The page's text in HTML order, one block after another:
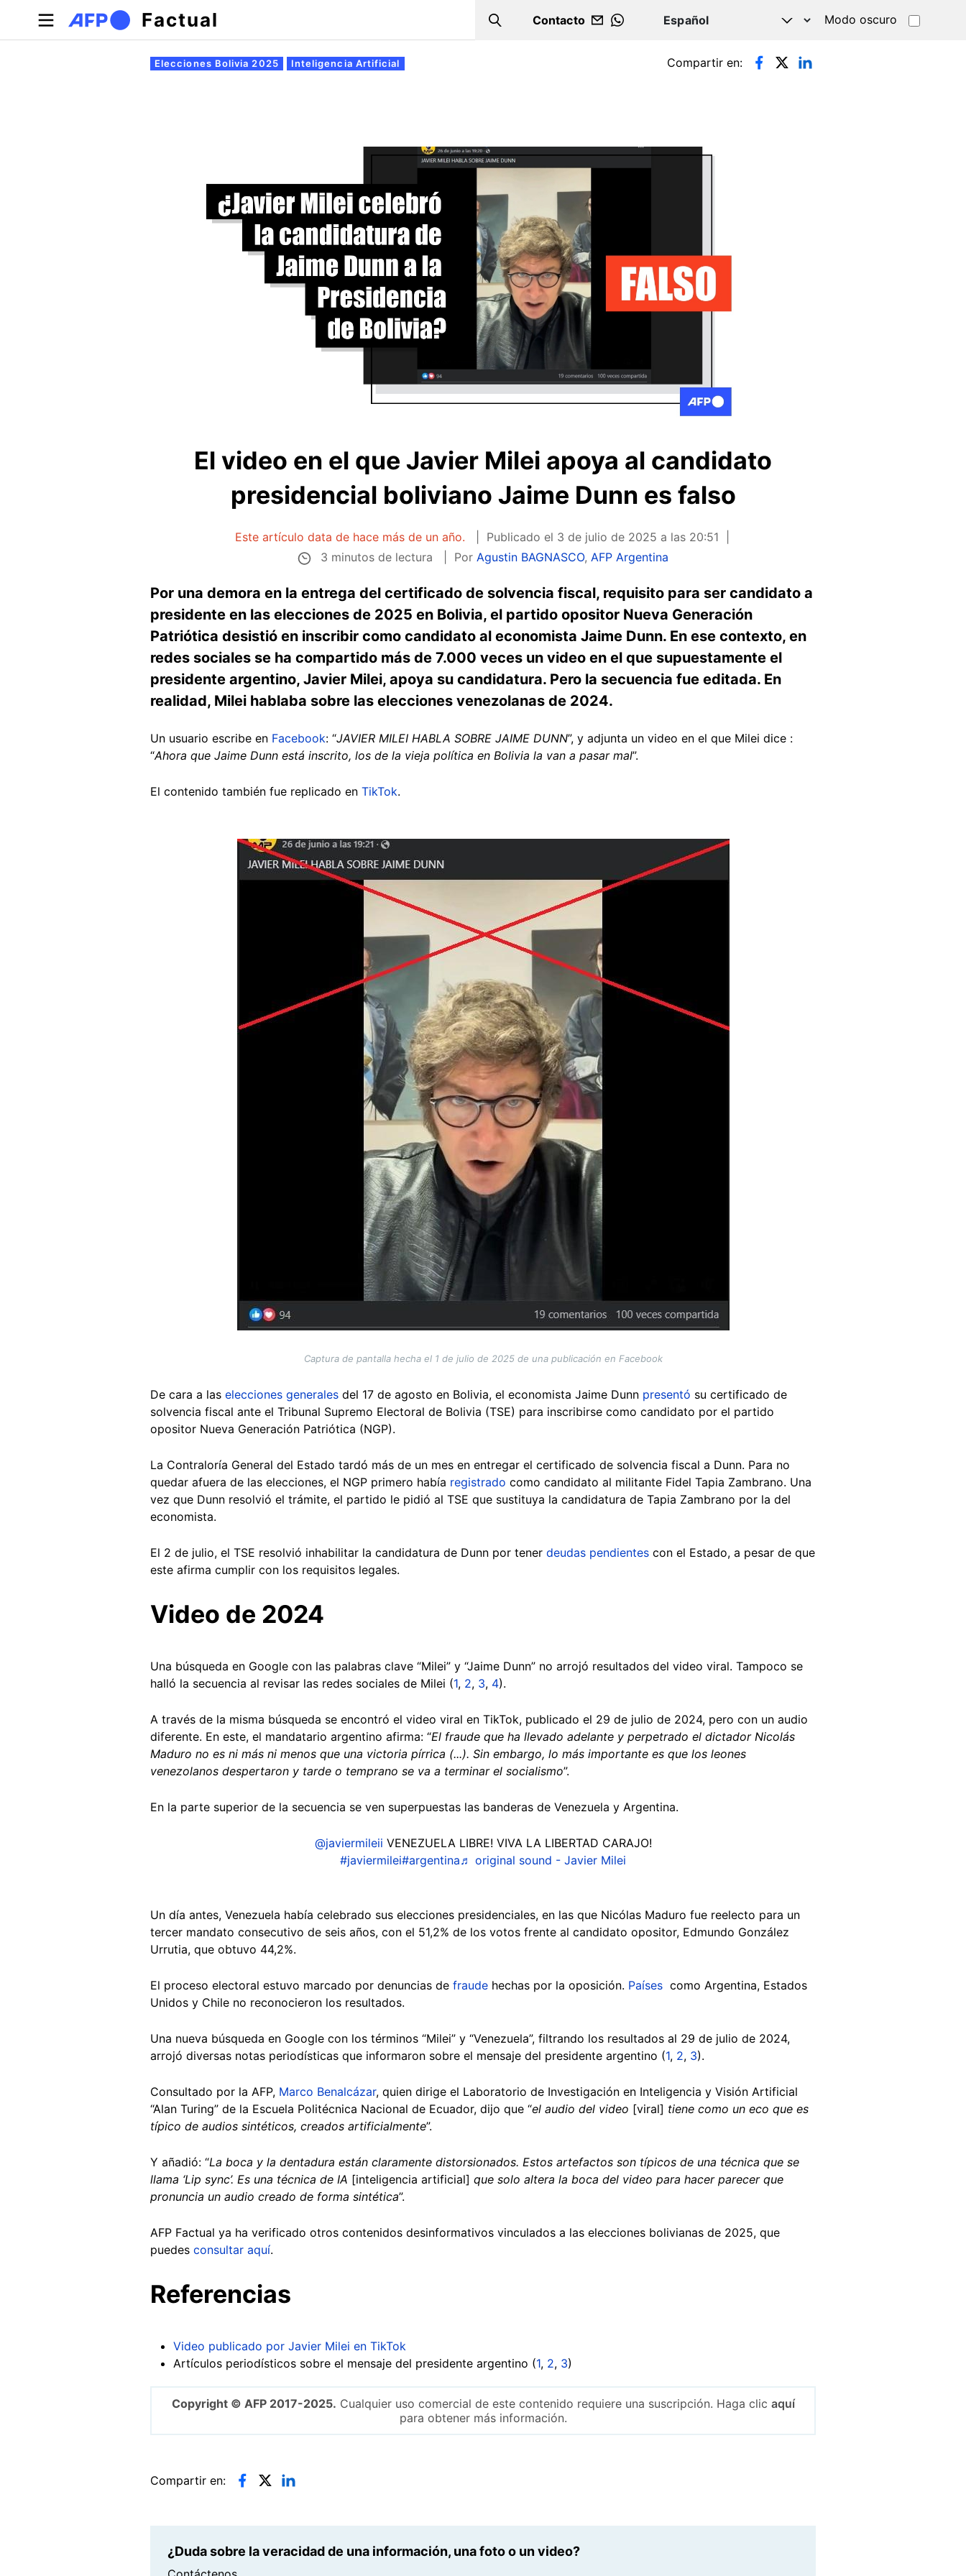
Pasar al contenido principal
Factual Search
Contacto
WHATSAPP
Modo oscuro
Solapas principales
Elecciones Bolivia 2025 Inteligencia Artificial Compartir en:
El video en el que Javier Milei apoya al candidato
presidencial boliviano Jaime Dunn es falso
Este artículo data de hace más de un año. Publicado el 3 de julio de 2025 a las 20:51
3 minutos de lectura
Por Agustin BAGNASCO, AFP Argentina
Por una demora en la entrega del certificado de solvencia fiscal, requisito para ser candidato a
presidente en las elecciones de 2025 en Bolivia, el partido opositor Nueva Generación
Patriótica desistió en inscribir como candidato al economista Jaime Dunn. En ese contexto, en
redes sociales se ha compartido más de 7.000 veces un video en el que supuestamente el
presidente argentino, Javier Milei, apoya su candidatura. Pero la secuencia fue editada. En
realidad, Milei hablaba sobre las elecciones venezolanas de 2024.
Un usuario escribe en Facebook: “JAVIER MILEI HABLA SOBRE JAIME DUNN”, y adjunta un video en el que Milei dice :
“Ahora que Jaime Dunn está inscrito, los de la vieja política en Bolivia la van a pasar mal”.
El contenido también fue replicado en TikTok.
Captura de pantalla hecha el 1 de julio de 2025 de una publicación en Facebook
De cara a las elecciones generales del 17 de agosto en Bolivia, el economista Jaime Dunn presentó su certificado de
solvencia fiscal ante el Tribunal Supremo Electoral de Bolivia (TSE) para inscribirse como candidato por el partido
opositor Nueva Generación Patriótica (NGP).
La Contraloría General del Estado tardó más de un mes en entregar el certificado de solvencia fiscal a Dunn. Para no
quedar afuera de las elecciones, el NGP primero había registrado como candidato al militante Fidel Tapia Zambrano. Una
vez que Dunn resolvió el trámite, el partido le pidió al TSE que sustituya la candidatura de Tapia Zambrano por la del
economista.
El 2 de julio, el TSE resolvió inhabilitar la candidatura de Dunn por tener deudas pendientes con el Estado, a pesar de que
este afirma cumplir con los requisitos legales.
Video de 2024
Una búsqueda en Google con las palabras clave “Milei” y “Jaime Dunn” no arrojó resultados del video viral. Tampoco se
halló la secuencia al revisar las redes sociales de Milei (1, 2, 3, 4).
A través de la misma búsqueda se encontró el video viral en TikTok, publicado el 29 de julio de 2024, pero con un audio
diferente. En este, el mandatario argentino afirma: “El fraude que ha llevado adelante y perpetrado el dictador Nicolás
Maduro no es ni más ni menos que una victoria pírrica (...). Sin embargo, lo más importante es que los leones
venezolanos despertaron y tarde o temprano se va a terminar el socialismo”.
En la parte superior de la secuencia se ven superpuestas las banderas de Venezuela y Argentina.
@javiermileii VENEZUELA LIBRE! VIVA LA LIBERTAD CARAJO!
#javiermilei#argentina♬ original sound - Javier Milei
Un día antes, Venezuela había celebrado sus elecciones presidenciales, en las que Nicólas Maduro fue reelecto para un
tercer mandato consecutivo de seis años, con el 51,2% de los votos frente al candidato opositor, Edmundo González
Urrutia, que obtuvo 44,2%.
El proceso electoral estuvo marcado por denuncias de fraude hechas por la oposición. Países como Argentina, Estados
Unidos y Chile no reconocieron los resultados.
Una nueva búsqueda en Google con los términos “Milei” y “Venezuela”, filtrando los resultados al 29 de julio de 2024,
arrojó diversas notas periodísticas que informaron sobre el mensaje del presidente argentino (1, 2, 3).
Consultado por la AFP, Marco Benalcázar, quien dirige el Laboratorio de Investigación en Inteligencia y Visión Artificial
“Alan Turing” de la Escuela Politécnica Nacional de Ecuador, dijo que “el audio del video [viral] tiene como un eco que es
típico de audios sintéticos, creados artificialmente”.
Y añadió: “La boca y la dentadura están claramente distorsionados. Estos artefactos son típicos de una técnica que se
llama ‘Lip sync’. Es una técnica de IA [inteligencia artificial] que solo altera la boca del video para hacer parecer que
pronuncia un audio creado de forma sintética”.
AFP Factual ya ha verificado otros contenidos desinformativos vinculados a las elecciones bolivianas de 2025, que
puedes consultar aquí.
Referencias
Video publicado por Javier Milei en TikTok
Artículos periodísticos sobre el mensaje del presidente argentino (1, 2, 3)
Copyright © AFP 2017-2025. Cualquier uso comercial de este contenido requiere una suscripción. Haga clic aquí
para obtener más información.
Compartir en:
¿Duda sobre la veracidad de una información, una foto o un video?